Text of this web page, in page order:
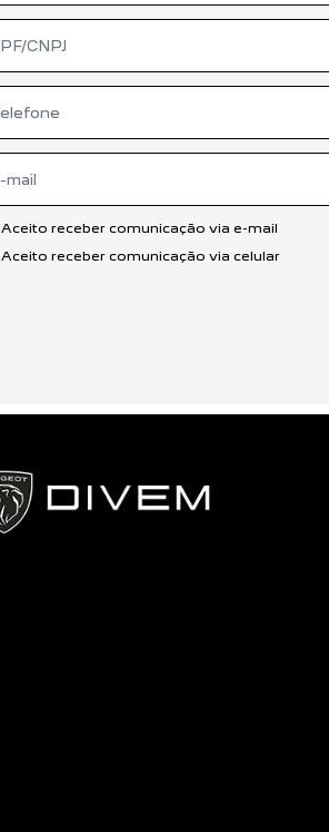
Aceito receber comunicação via e-mail
Aceito receber comunicação via celular